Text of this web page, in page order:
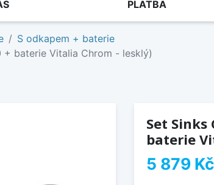
PLATBA
S odkapem + baterie
+ baterie Vitalia Chrom - lesklý)
Set Sinks
baterie
5 879 Kč